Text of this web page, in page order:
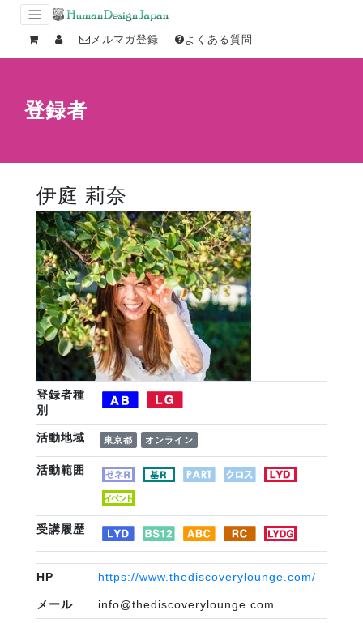
メルマガ登録 よくある質問
登録者
伊庭 莉奈
登録者種
別
活動地域 東京都 オンライン
活動範囲
受講履歴
HP https://www.thediscoverylounge.com/
メール info@thediscoverylounge.com